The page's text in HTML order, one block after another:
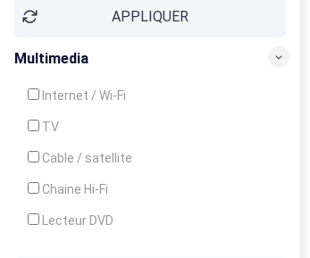
APPLIQUER
Multimedia
Internet / Wi-Fi
TV
Cable / satellite
Chaine Hi-Fi
Lecteur DVD